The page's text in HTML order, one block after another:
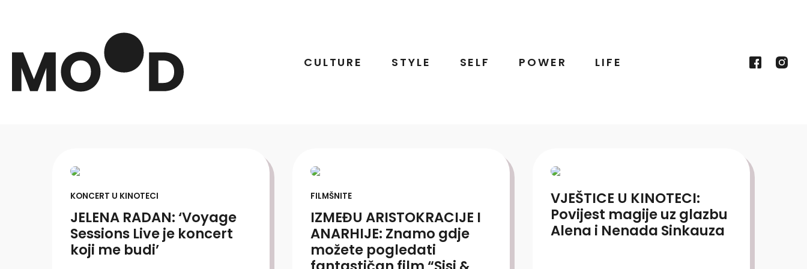
CULTURE STYLE SELF POWER LIFE
KONCERT U KINOTECI
JELENA RADAN: ‘Voyage
Sessions Live je koncert
koji me budi’
FILMŠNITE
IZMEĐU ARISTOKRACIJE I
ANARHIJE: Znamo gdje
možete pogledati
VJEŠTICE U KINOTECI:
Povijest magije uz glazbu
Alena i Nenada Sinkauza